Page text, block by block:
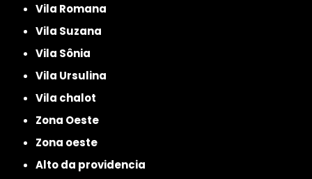
Vila Romana
Vila Suzana
Vila Sônia
Vila Ursulina
Vila chalot
Zona Oeste
Zona oeste
alto da providencia